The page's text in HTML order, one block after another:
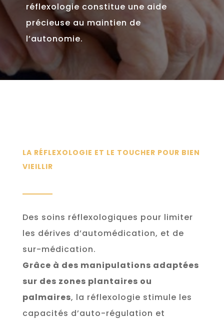
réflexologie constitue une aide
précieuse au maintien de
l’autonomie.
LA RÉFLEXOLOGIE ET LE TOUCHER POUR BIEN
VIEILLIR
Des soins réflexologiques pour limiter
les dérives d’automédication, et de
sur-médication.
Grâce à des manipulations adaptées
sur des zones plantaires ou
palmaires, la réflexologie stimule les
capacités d’auto-régulation et